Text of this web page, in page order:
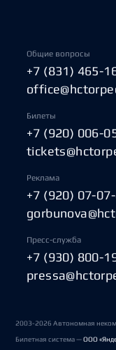
Общие вопросы
+7 (831) 465-
Билеты
+7 (920) 006-
Реклама
+7 (920) 07-
Пресс-служба
+7 (930) 800-
2003-2026 Автономная
Билетная система —ООО